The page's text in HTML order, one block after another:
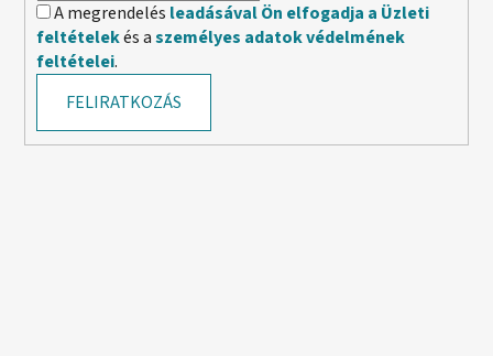
A megrendelés leadásával Ön elfogadja a Üzleti
feltételekés aszemélyes adatok védelmének
feltételei.
FELIRATKOZÁS